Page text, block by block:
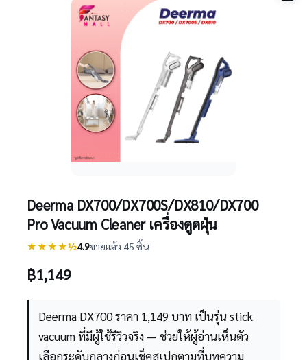
Deerma DX700/DX700S/DX810/DX700
Pro Vacuum Cleaner เครื่องดูดฝุ่น
★★★★½4.9ขายแล้ว 45 ชิ้น
฿1,149
Deerma DX700 ราคา 1,149 บาท เป็นรุ่น stick
vacuum ที่มีผู้ใช้รีวิวจริง — ช่วยให้ผู้อ่านเห็นตัว
เลือกระดับกลางก่อนเช็คสเปกตามที่บทความ